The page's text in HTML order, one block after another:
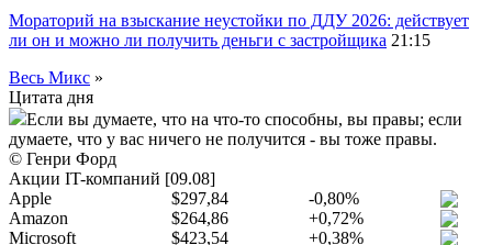
Мораторий на взыскание неустойки по ДДУ 2026: действует
ли он и можно ли получить деньги с застройщика 21:15
Весь Микс »
Цитата дня
Если вы думаете, что на что-то способны, вы правы; если
думаете, что у вас ничего не получится - вы тоже правы.
© Генри Форд
Акции IT-компаний [09.08]
Apple
$297,84
-0,80%
Amazon
$264,86
+0,72%
Microsoft
$423,54 +0,38%